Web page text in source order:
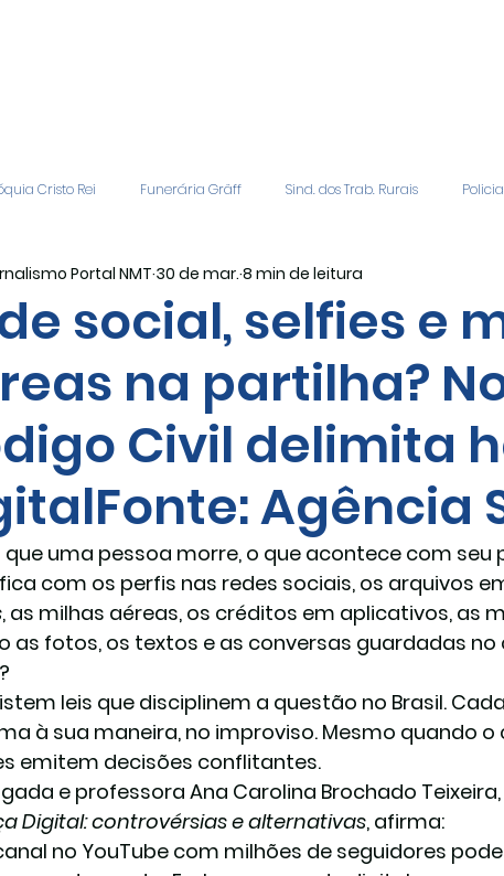
Cristo Rei Funerária Gräff Sind. dos Trab. Rurais
Geral Patrocinadores Vagas de Emprego
Sindicato Rural Adriane Veiga -
social, selfies e
na partilha?
Civil delimita
Agência
Portal NMT 30 de mar. 8 min de leitura
que uma pessoa morre, o que acontece com
com os perfis nas redes sociais, os arquivos
, as milhas aéreas, os créditos em aplicativos, as
as fotos, os textos e as conversas guardadas
leis que disciplinem a questão no Brasil.
à sua maneira, no improviso. Mesmo quando o
emitem decisões conflitantes.
e professora Ana Carolina Brochado
Digital: controvérsias e alternativas, afirma:
no YouTube com milhões de seguidores